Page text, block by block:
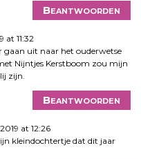
Beantwoorden
at 11:32
gaan uit naar het ouderwetse
Nijntjes Kerstboom zou mijn
zijn.
Beantwoorden
at 12:26
kleindochtertje dat dit jaar